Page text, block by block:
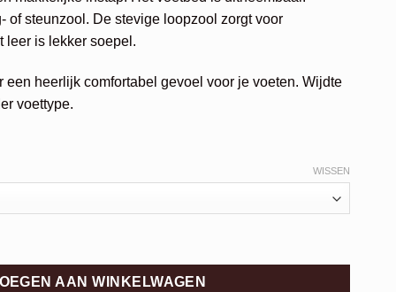
of steunzool. De stevige loopzool zorgt voor
leer is lekker soepel.
een heerlijk comfortabel gevoel voor je voeten. Wijdte
voettype.
WISSEN
AAN WINKELWAGEN